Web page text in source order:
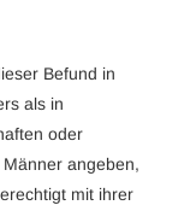
Befund in
als in
oder
angeben,
mit ihrer